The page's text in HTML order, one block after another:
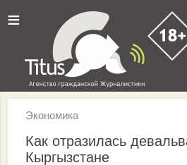
≡
Экономика
Как отразилась
Кыргызстане